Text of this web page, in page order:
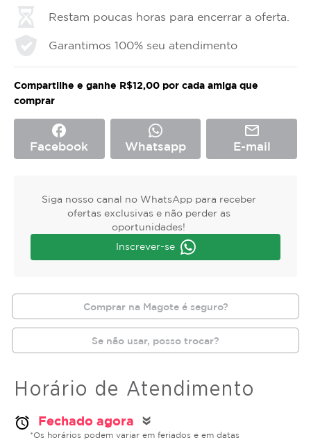
Restam poucas horas para encerrar a oferta.
Garantimos 100% seu atendimento
Compartilhe e ganhe R$12,00 por cada amiga que
comprar
facebook
Facebook Whatsapp
mail_outline
E-mail
Siga nosso canal no WhatsApp para receber
ofertas exclusivas e não perder as
oportunidades!
Inscrever-se
Comprar na Magote é seguro?
Se não usar, posso trocar?
Horário de Atendimento
alarm Fechado agora double_arrow
*Os horários podem variar em feriados e em datas